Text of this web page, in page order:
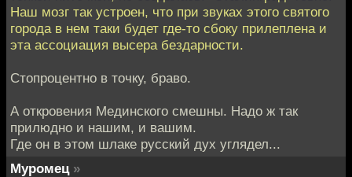
Наш мозг так устроен, что при звуках этого святого
города в нем таки будет где-то сбоку прилеплена и
эта ассоциация высера бездарности.
Стопроцентно в точку, браво.
А откровения Мединского смешны. Надо ж так
прилюдно и нашим, и вашим.
Где он в этом шлаке русский дух углядел...
Муромец »